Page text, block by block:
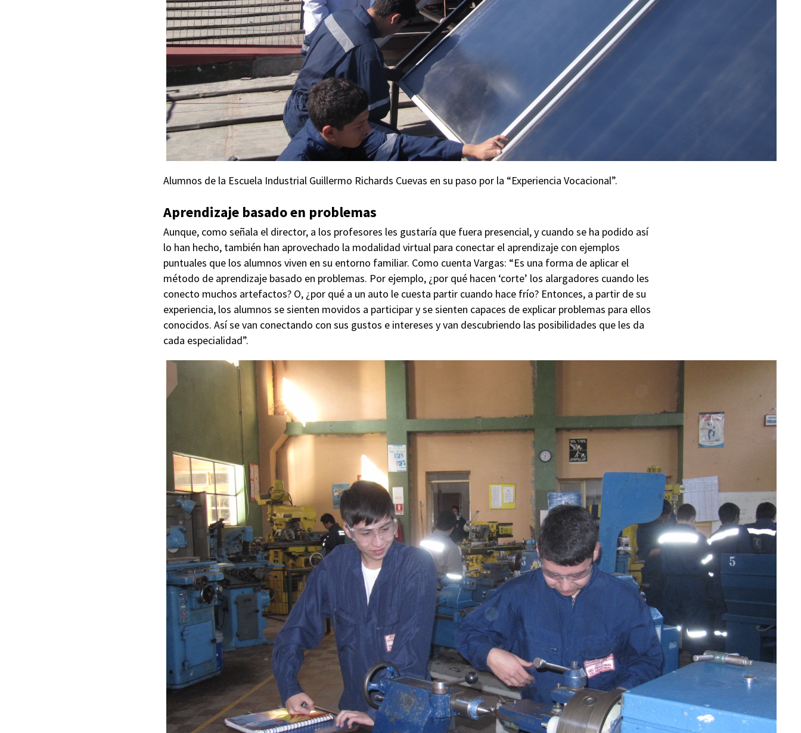
Alumnos de la Escuela Industrial Guillermo Richards Cuevas en su paso por la “Experiencia Vocacional”.
Aprendizaje basado en problemas
Aunque, como señala el director, a los profesores les gustaría que fuera presencial, y cuando se ha podido así
lo han hecho, también han aprovechado la modalidad virtual para conectar el aprendizaje con ejemplos
puntuales que los alumnos viven en su entorno familiar. Como cuenta Vargas: “Es una forma de aplicar el
método de aprendizaje basado en problemas. Por ejemplo, ¿por qué hacen ‘corte’ los alargadores cuando les
conecto muchos artefactos? O, ¿por qué a un auto le cuesta partir cuando hace frío? Entonces, a partir de su
experiencia, los alumnos se sienten movidos a participar y se sienten capaces de explicar problemas para ellos
conocidos. Así se van conectando con sus gustos e intereses y van descubriendo las posibilidades que les da
cada especialidad”.